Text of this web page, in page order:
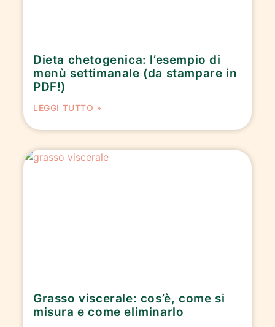
Dieta chetogenica: l’esempio di
menù settimanale (da stampare in
PDF!)
LEGGI TUTTO »
Grasso viscerale: cos’è, come si
misura e come eliminarlo